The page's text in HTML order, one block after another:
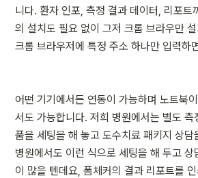
니다. 환자 인포, 측정 결과 데이터, 리포트
의 설치도 필요 없이 그저 크롬 브라우만
크롬 브라우저에 특정 주소 하나만 입력하
어떤 기기에서든 연동이 가능하며 노트북
서도 가능합니다. 저희 병원에서는 별도 측
품을 세팅을 해 놓고 도수치료 패키지 상담
병원에서도 이런 식으로 세팅을 해 두고 상
이 많을 텐데요, 폼체커의 결과 리포트를